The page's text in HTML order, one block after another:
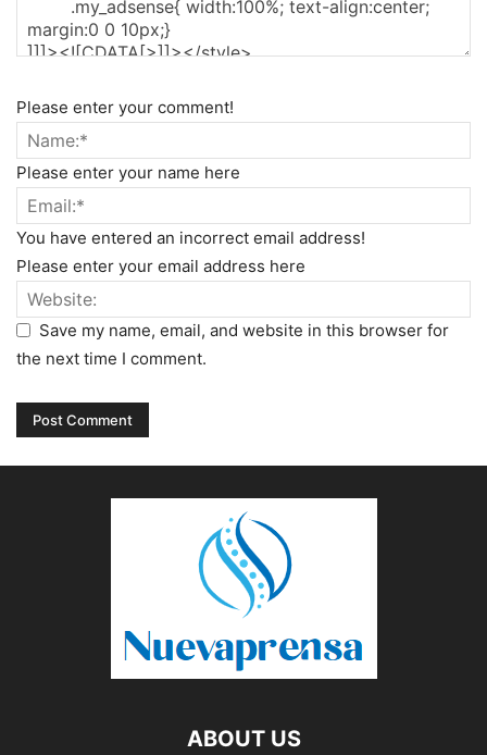
Please enter your comment!
Please enter your name here
You have entered an incorrect email address!
Please enter your email address here
Save my name, email, and website in this browser for
the next time I comment.
ABOUT US